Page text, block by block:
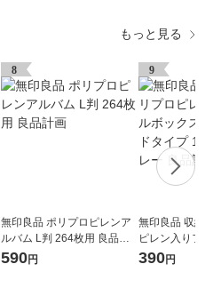
もっと見る
8
無印良品 ポリプロピレンア
ルバム L判 264枚用 良品計
画
590円
9
無印良品 収納
ピレン入りフ
ス スタンダー
390円